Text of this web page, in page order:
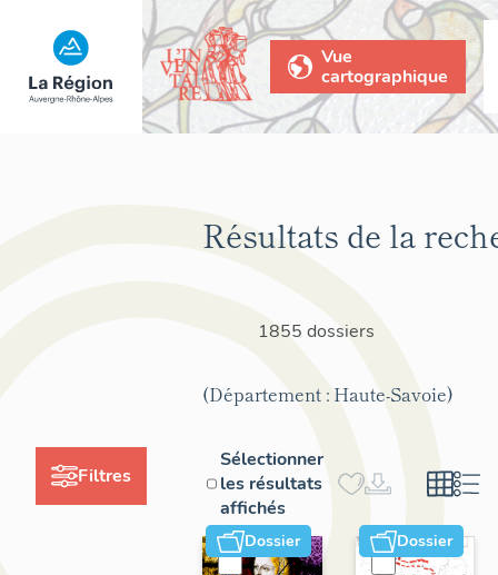
Vue
cartographique
Filtres
Résultats de la
1855 dossiers
(Département : Haute-Savoie)
Sélectionner
les résultats
affichés
Dossier Dossier